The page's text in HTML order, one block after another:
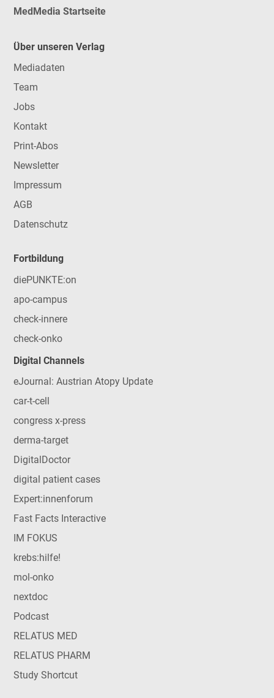
MedMedia Startseite
Über unseren Verlag
Mediadaten
Team
Jobs
Kontakt
Print-Abos
Newsletter
Impressum
AGB
Datenschutz
Fortbildung
diePUNKTE:on
apo-campus
check-innere
check-onko
Digital Channels
eJournal: Austrian Atopy Update
car-t-cell
congress x-press
derma-target
DigitalDoctor
digital patient cases
Expert:innenforum
Fast Facts Interactive
IM FOKUS
krebs:hilfe!
mol-onko
nextdoc
Podcast
RELATUS MED
RELATUS PHARM
Study Shortcut